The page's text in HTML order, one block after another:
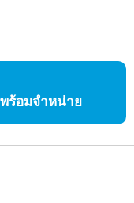
ดเดิน
ร้อมจำหน่าย